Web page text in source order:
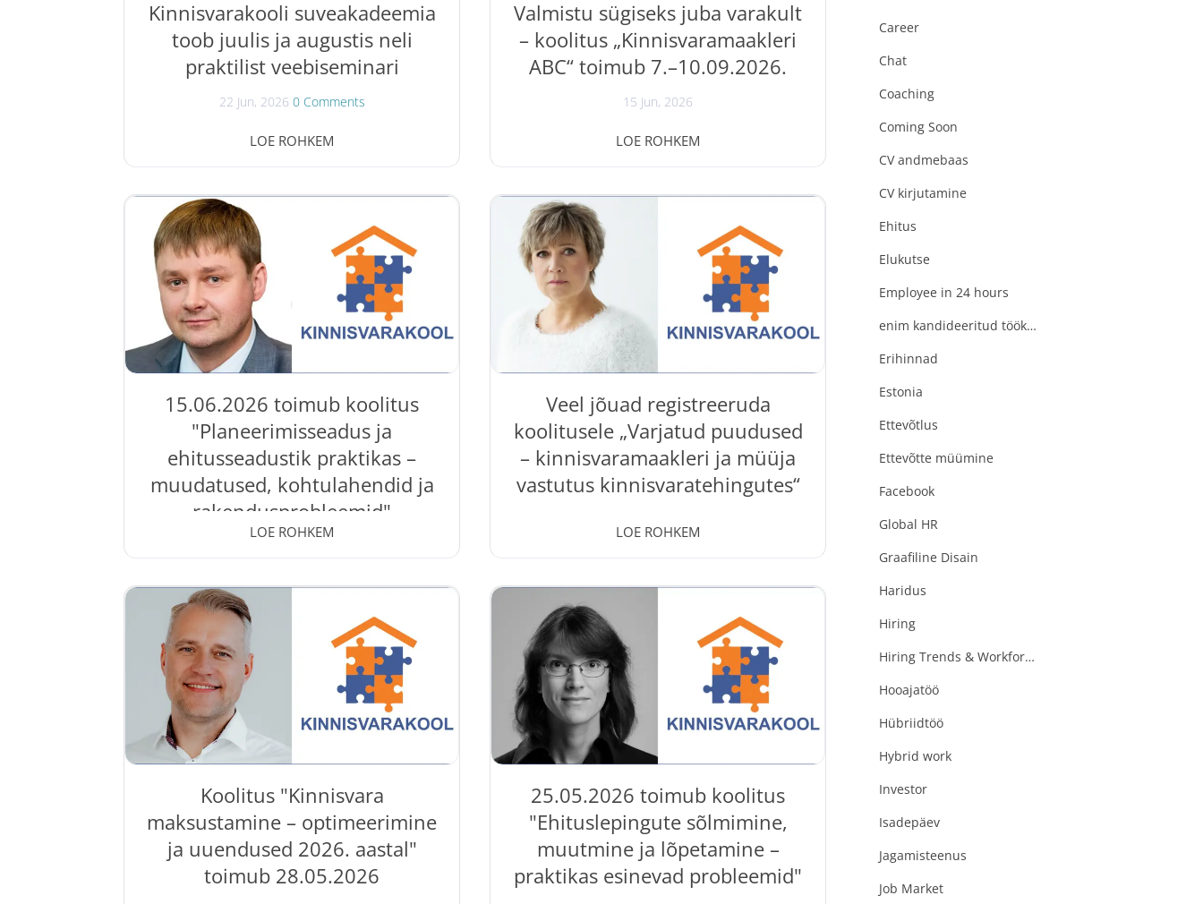
Career
Chat
Coaching
Coming Soon
CV andmebaas
CV kirjutamine
Ehitus
Elukutse
Employee in 24 hours
enim kandideeritud töökohad
Erihinnad
Estonia
Ettevõtlus
Ettevõtte müümine
Facebook
Global HR
Graafiline Disain
Haridus
Hiring
Hiring Trends & Workforce Evolution
Hooajatöö
Hübriidtöö
Hybrid work
Investor
Isadepäev
Jagamisteenus
Job Market
Kinnisvarakooli suveakadeemia
toob juulis ja augustis neli
praktilist veebiseminari
22 Jun, 2026 0 Comments
Esmakordselt toimub Kinnisvarakoolis
Seminaridel käsitleb kinnisvaraekspert Tõnu
Toompark kinnisvaraturu olukorda,
investeerimise põhitõdesid, tasuvusarvutusi ja
üürituru arenguid. Suveakadeemia on mõeldud
investoritele, maakleritele, arendajatele ja
kõigile kinnisvarahuvilistele, kes soovivad
paremini mõista turu arenguid ning teha
teadlikumaid...
LOE ROHKEM
Valmistu sügiseks juba varakult
– koolitus „Kinnisvaramaakleri
ABC“ toimub 7.–10.09.2026.
15 Jun, 2026
Suvi alles algab, aga sügiseks tasub valmistuda
soovid oma teadmisi täiendada, on nüüd õige
aeg teha plaanid ära. Septembris toimuv
koolitus „ Kinnisvaramaakleri ABC “ annab
tervikliku ülevaate kinnisvaraturust,
maakleritööst ja valdkonna olulisematest
teemadest. Koolitus „ Kinnisvaramaakleri ABC “
toimub 7.–10.09.2026 hübriidõppe vormis –
koolitusel...
LOE ROHKEM
15.06.2026 toimub koolitus
"Planeerimisseadus ja
ehitusseadustik praktikas –
muudatused, kohtulahendid ja
rakendusprobleemid"
muudatused tekitavad küsimusi ja ei jõua
kohtulahendites järge pidada? Tule 15.06.2026
kell 10.00-15.15 koolitusele ning
vandeadvokaat Raul Keba annab selge ülevaate
seaduste rakendamisest, uuemast
kohtupraktikast ja igapäevastest
probleemkohtadest. Koolitusel osaledes saad:
ülevaate planeerimisseaduse ja
ehitusseadustiku olulisematest muudatustest
LOE ROHKEM
Veel jõuad registreeruda
koolitusele „Varjatud puudused
– kinnisvaramaakleri ja müüja
vastutus kinnisvaratehingutes“
kinnisvaratehingutes “ toimub 04.06.2026
Kinnisvarakoolis. Koolitust viib läbi kogenud
kinnisvarajurist Evi Hindpere. Koolitus annab
praktilise ülevaate varjatud puuduste õiguslikust
käsitlusest kohtupraktika põhjal. Käsitletakse
müüja ja maakleri vastutust, müügieelseid
läbirääkimisi ja müügikuulutuse koostamist,
puudusest teatamise ja tõendamise kohustust
ning ostja...
LOE ROHKEM
Koolitus "Kinnisvara
maksustamine – optimeerimine
ja uuendused 2026. aastal"
toimub 28.05.2026
25.05.2026 toimub koolitus
"Ehituslepingute sõlmimine,
muutmine ja lõpetamine –
praktikas esinevad probleemid"